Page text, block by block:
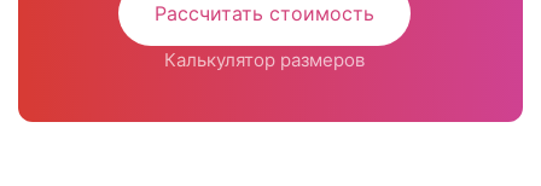
Рассчитать стоимость
Калькулятор размеров